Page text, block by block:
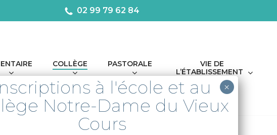
02 99 79 62 84
COLLÈGE PASTORALE
VIE DE
L’ÉTABLISSEMENT
à l'école et au
Notre-Dame du Vieux
Cours
×